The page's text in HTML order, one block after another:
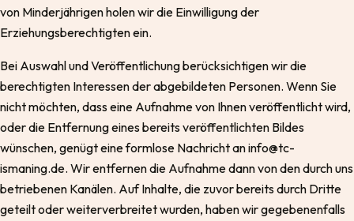
von Minderjährigen holen wir die Einwilligung der
Erziehungsberechtigten ein.
Bei Auswahl und Veröffentlichung berücksichtigen wir die
berechtigten Interessen der abgebildeten Personen. Wenn Sie
nicht möchten, dass eine Aufnahme von Ihnen veröffentlicht wird,
oder die Entfernung eines bereits veröffentlichten Bildes
wünschen, genügt eine formlose Nachricht an info@tc-
ismaning.de. Wir entfernen die Aufnahme dann von den durch uns
betriebenen Kanälen. Auf Inhalte, die zuvor bereits durch Dritte
geteilt oder weiterverbreitet wurden, haben wir gegebenenfalls